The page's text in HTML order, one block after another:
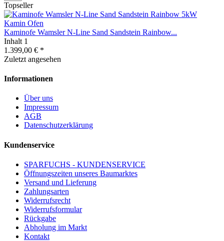
Topseller
Kaminofe Wamsler N-Line Sand Sandstein Rainbow...
Inhalt 1
1.399,00 € *
Zuletzt angesehen
Informationen
Über uns
Impressum
AGB
Datenschutzerklärung
Kundenservice
SPARFUCHS - KUNDENSERVICE
Öffnungszeiten unseres Baumarktes
Versand und Lieferung
Zahlungsarten
Widerrufsrecht
Widerrufsformular
Rückgabe
Abholung im Markt
Kontakt